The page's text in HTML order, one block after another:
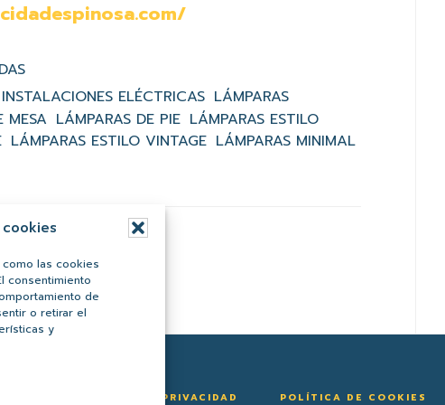
las cookies
consentimiento
de
o retirar el
y
INSTALACIONES ELÉCTRICAS LÁMPARAS
MESA LÁMPARAS DE PIE LÁMPARAS ESTILO
LÁMPARAS ESTILO VINTAGE LÁMPARAS MINIMAL
POLÍTICA DE PRIVACIDAD POLÍTICA DE COOKIES